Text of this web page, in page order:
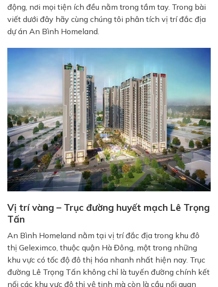
động, nơi mọi tiện ích đều nằm trong tầm tay. Trong bài
viết dưới đây hãy cùng chúng tôi phân tích vị trí đắc địa
dự án An Bình Homeland.
Vị trí vàng – Trục đường huyết mạch Lê Trọng
Tấn
An Bình Homeland nằm tại vị trí đắc địa trong khu đô
thị Geleximco, thuộc quận Hà Đông, một trong những
khu vực có tốc độ đô thị hóa nhanh nhất hiện nay. Trục
đường Lê Trọng Tấn không chỉ là tuyến đường chính kết
nối các khu vực đô thị vệ tinh mà còn là cầu nối quan